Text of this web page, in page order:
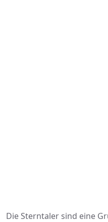
Die Sterntaler sind eine